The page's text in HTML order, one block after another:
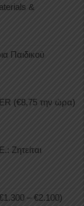
&
Παιδικού
(€8,75 την ώρα)
€1.300 – €2.100)